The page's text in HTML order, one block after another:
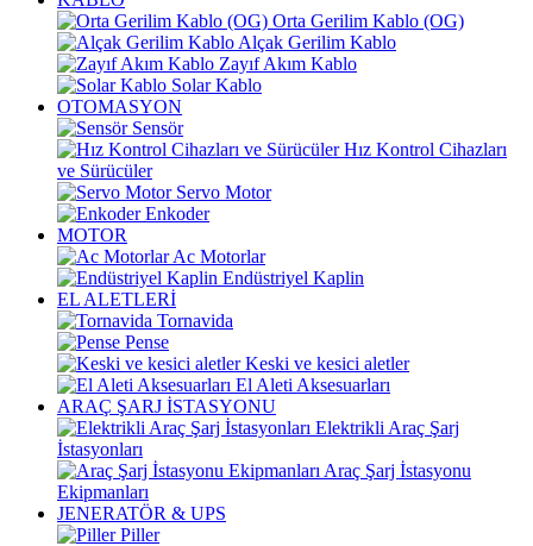
Orta Gerilim Kablo (OG)
Alçak Gerilim Kablo
Zayıf Akım Kablo
Solar Kablo
OTOMASYON
Sensör
Hız Kontrol Cihazları
ve Sürücüler
Servo Motor
Enkoder
MOTOR
Ac Motorlar
Endüstriyel Kaplin
EL ALETLERİ
Tornavida
Pense
Keski ve kesici aletler
El Aleti Aksesuarları
ARAÇ ŞARJ İSTASYONU
Elektrikli Araç Şarj
İstasyonları
Araç Şarj İstasyonu
Ekipmanları
JENERATÖR & UPS
Piller